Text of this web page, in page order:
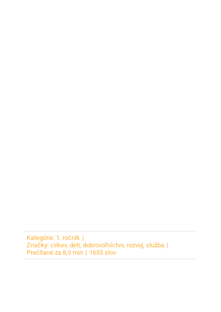
Kategórie: 1. ročník |
Značky:cirkev,deti ,dobrovoľníctvo rozvoj ,služba |
Prečítané za 8,3 min | 1655 slov